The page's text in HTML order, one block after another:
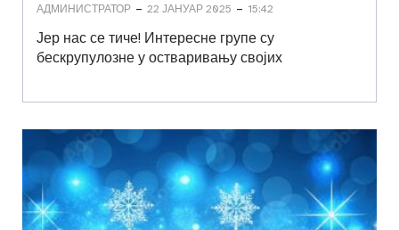
АДМИНИСТРАТОР - 22 ЈАНУАР 2025 - 15:42
Јер нас се тиче! Интересне групе су
бескрупулозне у остваривању својих